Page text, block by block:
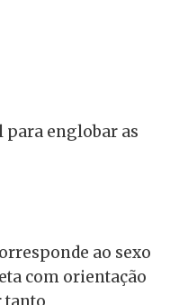
para englobar as
ao sexo
com orientação